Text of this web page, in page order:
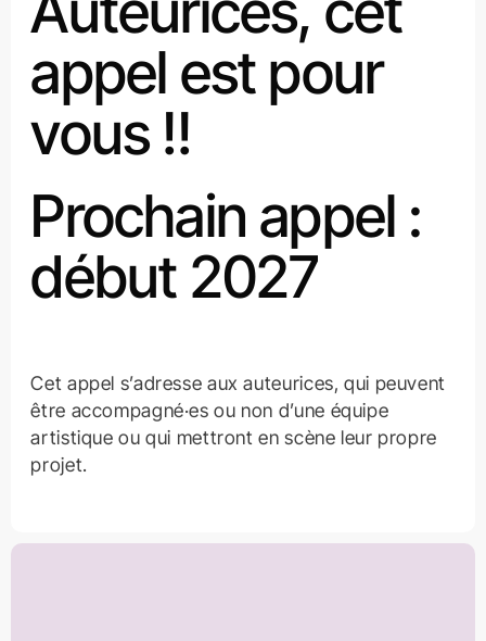
appel est pour
vous !!
Prochain appel :
début 2027
Cet appel s’adresse aux auteurices, qui peuvent
être accompagné·es ou non d’une équipe
artistique ou qui mettront en scène leur propre
projet.